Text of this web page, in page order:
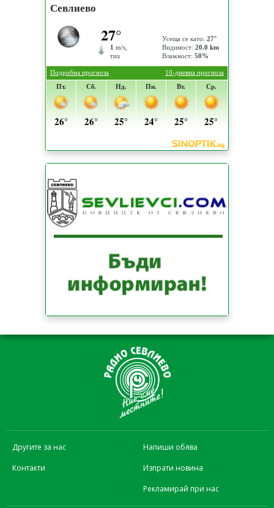
Другите за нас
Контакти
Напиши обява
Изпрати новина
Рекламирай при нас